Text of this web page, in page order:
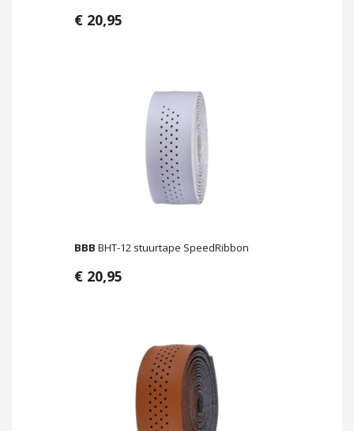
€ 20,95
BBB BHT-12 stuurtape SpeedRibbon
€ 20,95